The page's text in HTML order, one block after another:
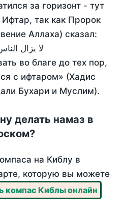
за горизонт - тут
так как Пророк
Аллаха) сказал:
لا يزال
во благе до тех пор,
с ифтаром» (Хадис
Бухари и Муслим).
делать намаз в
на Киблу в
которую вы можете
компас Киблы онлайн